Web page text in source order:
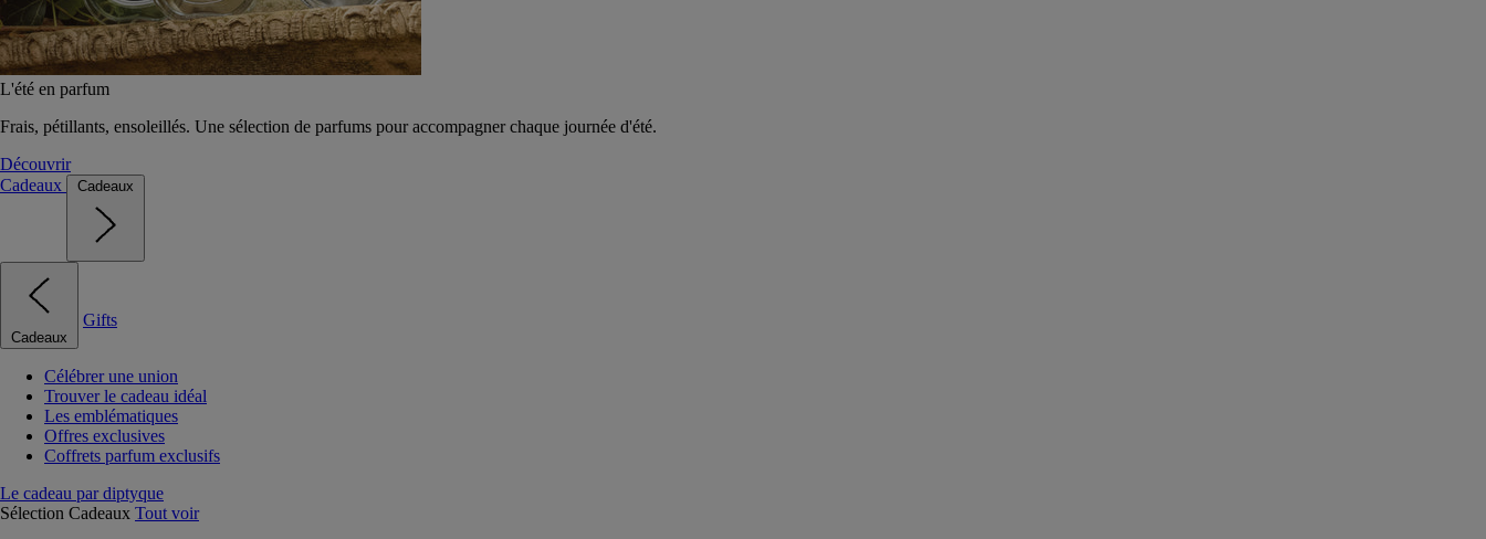
L'été en parfum
Frais, pétillants, ensoleillés. Une sélection de parfums pour accompagner chaque journée d'été.
Découvrir
Cadeaux
Cadeaux
Cadeaux
Gifts
Célébrer une union
Trouver le cadeau idéal
Les emblématiques
Offres exclusives
Coffrets parfum exclusifs
Le cadeau par diptyque
Sélection Cadeaux Tout voir